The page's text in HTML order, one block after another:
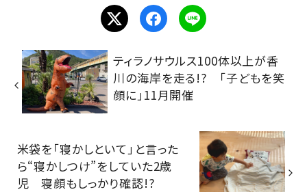
ティラノサウルス100体以上が香
川の海岸を走る!? 「子どもを笑
顔に」11月開催
米袋を「寝かしといて」と言った
ら“寝かしつけ”をしていた2歳
児 寝顔もしっかり確認!?